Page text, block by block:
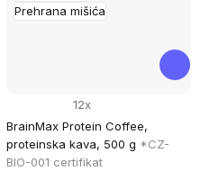
Prehrana mišića
BrainMax Protein Coffee,
proteinska kava, 500 g *CZ-
BIO-001 certifikat
12x